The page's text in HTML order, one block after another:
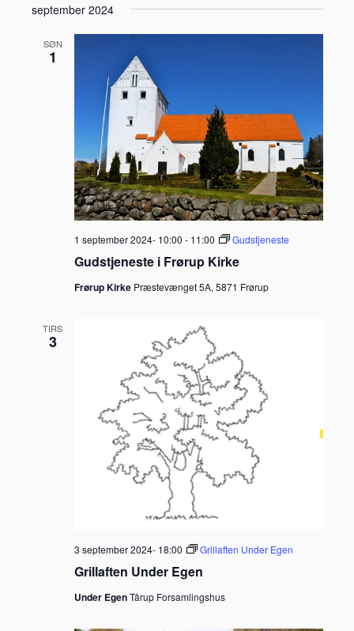
september 2024
SØN
1
Gudstjeneste i Frørup Kirke
1 september 2024- 10:00 - 11:00 Gudstjeneste
Frørup Kirke Præstevænget 5A, 5871 Frørup
TIRS
3
Grillaften Under Egen
3 september 2024- 18:00 Grillaften Under Egen
Under EgenTårup Forsamlingshus